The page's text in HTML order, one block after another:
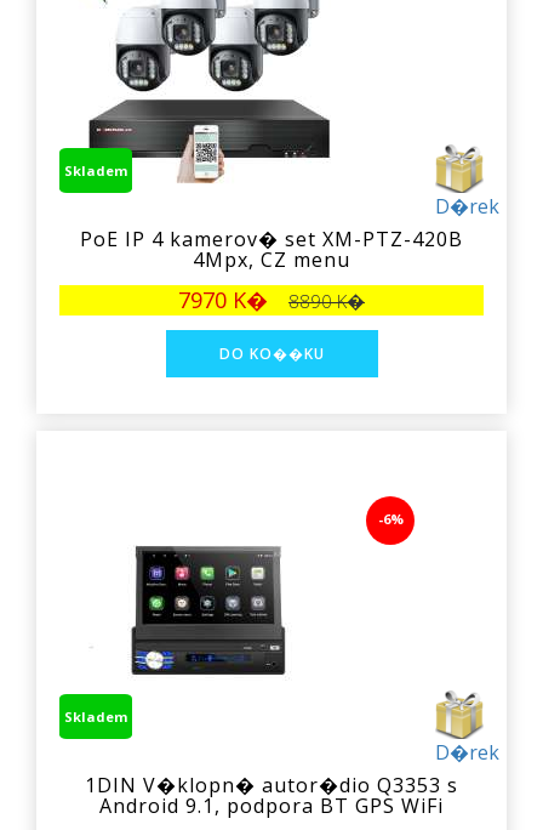
D�rek
Skladem
PoE IP 4 kamerov� set XM-PTZ-420B
4Mpx, CZ menu
7970 K� 8890 K�
-6%
D�rek
Skladem
1DIN V�klopn� autor�dio Q3353 s
Android 9.1, podpora BT GPS WiFi